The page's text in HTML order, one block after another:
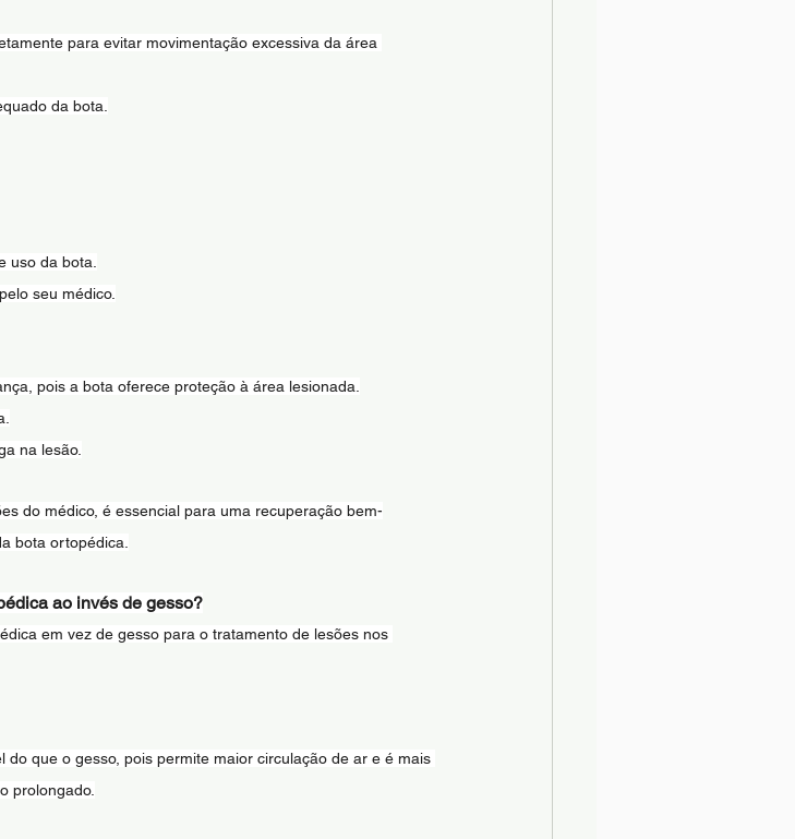
para evitar movimentação excessiva da área
da bota.
uso da bota.
seu médico.
pois a bota oferece proteção à área lesionada.
na lesão.
do médico, é essencial para uma recuperação bem-
bota ortopédica.
ao invés de gesso?
em vez de gesso para o tratamento de lesões nos
que o gesso, pois permite maior circulação de ar e é mais
prolongado.